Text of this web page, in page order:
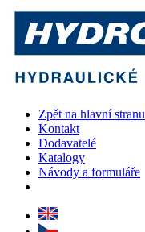
Zpět na hlavní stranu
Kontakt
Dodavatelé
Katalogy
Návody a formuláře